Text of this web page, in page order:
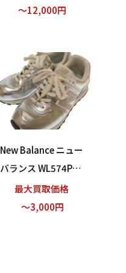
スウェード スニーカ
～12,000円
New Balance ニュー
バランス WL574PR2
スニーカー シルバー
23.5cm 買い取りま
最大買取価格
～3,000円